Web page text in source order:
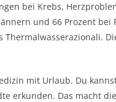
bei Krebs,
und 66 Prozent
Thermalwasserazionali.
mit Urlaub. Du
erkunden. Das macht